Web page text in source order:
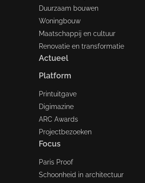
Duurzaam bouwen
Woningbouw
Maatschappij en cultuur
Renovatie en transformatie
Actueel
Platform
Printuitgave
Digimazine
ARC Awards
Projectbezoeken
Focus
Paris Proof
Schoonheid in architectuur